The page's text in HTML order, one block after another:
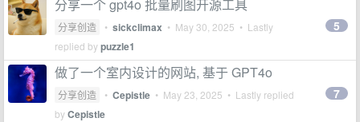
分享一个 gpt4o 批量刷图开源工具
分享创造 • sickclimax • May 30, 2025 • Lastly
replied bypuzzle1
5
做了一个室内设计的网站, 基于 GPT4o
分享创造 • Cepistle • May 23, 2025 • Lastly replied
byCepistle
7